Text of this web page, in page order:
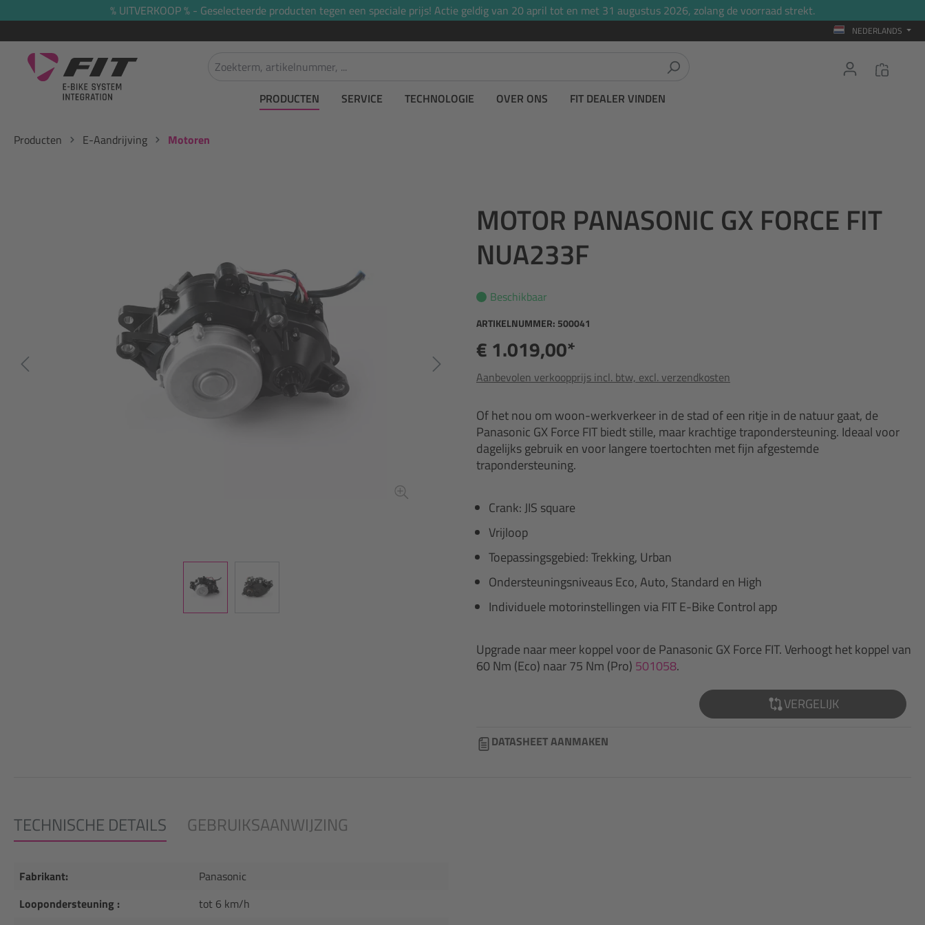
Ga naar de hoofdnavigatie
% UITVERKOOP % - Geselecteerde producten tegen een speciale prijs! Actie geldig van 20 april tot en met 31 augustus 2026, zolang de voorraad strekt.
NEDERLANDS
PRODUCTEN SERVICE TECHNOLOGIE OVER ONS FIT DEALER VINDEN
Producten E-Aandrijving Motoren
MOTOR PANASONIC GX FORCE FIT
NUA233F
Beschikbaar
ARTIKELNUMMER: 500041
€ 1.019,00*
Aanbevolen verkoopprijs incl. btw, excl. verzendkosten
Of het nou om woon-werkverkeer in de stad of een ritje in de natuur gaat, de
Panasonic GX Force FIT biedt stille, maar krachtige trapondersteuning. Ideaal voor
dagelijks gebruik en voor langere toertochten met fijn afgestemde
trapondersteuning.
Crank: JIS square
Vrijloop
Toepassingsgebied: Trekking, Urban
Ondersteuningsniveaus Eco, Auto, Standard en High
Individuele motorinstellingen via FIT E-Bike Control app
Upgrade naar meer koppel voor de Panasonic GX Force FIT. Verhoogt het koppel van
60 Nm (Eco) naar 75 Nm (Pro) 501058.
VERGELIJK
DATASHEET AANMAKEN
TECHNISCHE DETAILS GEBRUIKSAANWIJZING
Fabrikant:
Panasonic
Loopondersteuning :
tot 6 km/h